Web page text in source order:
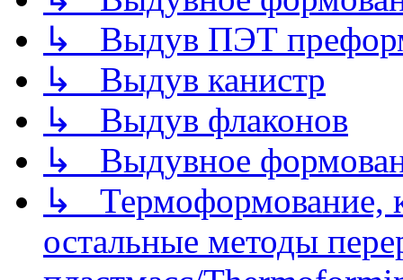
↳ Выдув ПЭТ
↳ Выдув канистр
↳ Выдув флаконов
↳ Выдувное
↳ Термоформование,
остальные методы